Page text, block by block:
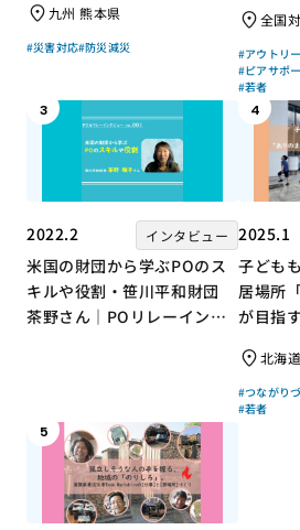
九州 熊本県
#災害対応#防災減災
組み全国
#アウトリ
#ピアサポ
#若者
3
2022.2 インタビュー
米国の財団から学ぶPOのス
キルや役割・笹川平和財団
茶野さん｜POリレーインタ
4
2025.1
子ども
居場所
が目指
ィづくり
北海道
#つながり
#若者
5